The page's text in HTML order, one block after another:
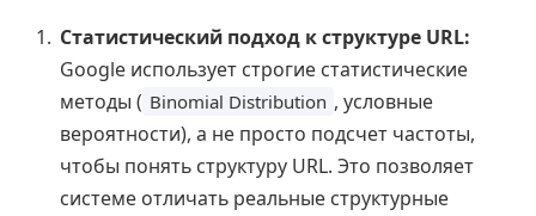
Статистический подход к структуре URL:
Google использует строгие статистические
методы ( Binomial Distribution , условные
вероятности), а не просто подсчет частоты,
чтобы понять структуру URL. Это позволяет
системе отличать реальные структурные